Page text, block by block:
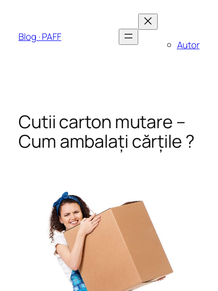
conținut
Blog · PAFF
Autor
Cutii carton mutare –
Cum ambalaţi cărţile ?